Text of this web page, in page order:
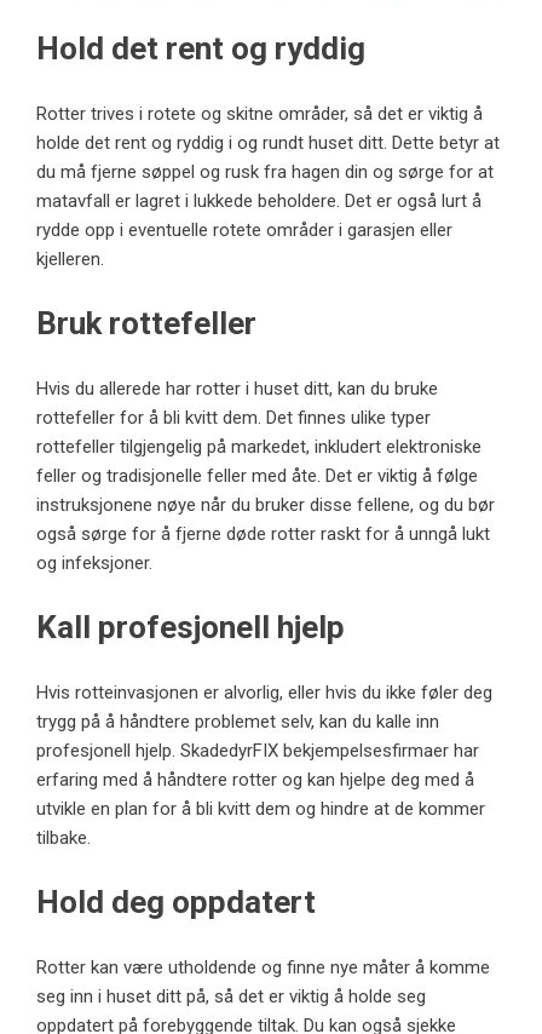
Hold det rent og ryddig
Rotter trives i rotete og skitne områder, så det er viktig å
holde det rent og ryddig i og rundt huset ditt. Dette betyr at
du må fjerne søppel og rusk fra hagen din og sørge for at
matavfall er lagret i lukkede beholdere. Det er også lurt å
rydde opp i eventuelle rotete områder i garasjen eller
kjelleren.
Bruk rottefeller
Hvis du allerede har rotter i huset ditt, kan du bruke
rottefeller for å bli kvitt dem. Det finnes ulike typer
rottefeller tilgjengelig på markedet, inkludert elektroniske
feller og tradisjonelle feller med åte. Det er viktig å følge
instruksjonene nøye når du bruker disse fellene, og du bør
også sørge for å fjerne døde rotter raskt for å unngå lukt
og infeksjoner.
Kall profesjonell hjelp
Hvis rotteinvasjonen er alvorlig, eller hvis du ikke føler deg
trygg på å håndtere problemet selv, kan du kalle inn
profesjonell hjelp. SkadedyrFIX bekjempelsesfirmaer har
erfaring med å håndtere rotter og kan hjelpe deg med å
utvikle en plan for å bli kvitt dem og hindre at de kommer
tilbake.
Hold deg oppdatert
Rotter kan være utholdende og finne nye måter å komme
seg inn i huset ditt på, så det er viktig å holde seg
oppdatert på forebyggende tiltak. Du kan også sjekke